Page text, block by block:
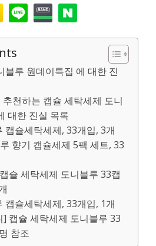
블루 원데이특집 에 대한 진
천하는 캡슐 세탁세제 도니
대한 진실 목록
캡슐세탁세제, 33개입, 3개
향기 캡슐세제 5팩 세트, 33
슐 세탁세제 도니블루 33캡
캡슐세탁세제, 33개입, 1개
캡슐 세탁세제 도니블루 33
참조